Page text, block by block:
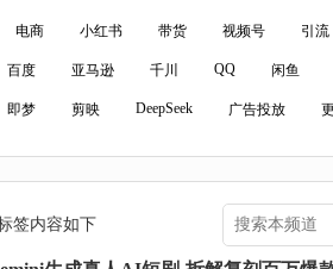
电商 小红书 带货 视频号 引流
百度 亚马逊 千川 QQ 闲鱼
即梦 剪映 DeepSeek 广告投放
签内容如下